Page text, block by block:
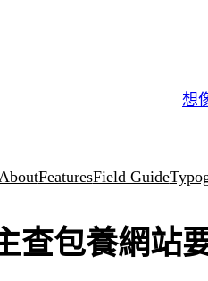
想
FeaturesField Guide
查包養網站